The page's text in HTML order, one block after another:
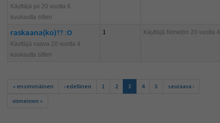
Käyttäjä pii 20 vuotta 6
kuukautta sitten
raskaana(ko)?? :O
Käyttäjä vaava 20 vuotta 4
kuukautta sitten
1 Käyttäjä Nimetön 20 vuotta
« ensimmäinen ‹ edellinen 1 2 3 4 5
seuraava ›
viimeinen »